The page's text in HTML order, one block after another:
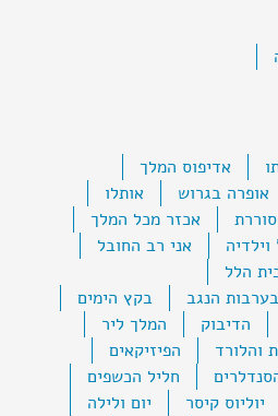
אדיפוס המלך
אופרה בגרוש
אותלו
אכזר מכל המלך
אני רב החובל
הלל
בערבות הנגב
בקץ הימים
הדיבוק
המלך ליר
והלורד
הפיזיקאים
חליל הכשפים
יוליוס קיסר
יום ולילה